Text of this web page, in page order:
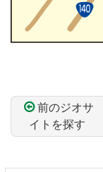
前のジオサ
イトを探す